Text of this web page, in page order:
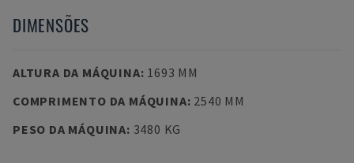
DIMENSÕES
ALTURA DA MÁQUINA: 1693 MM
COMPRIMENTO DA MÁQUINA: 2540 MM
PESO DA MÁQUINA: 3480 KG